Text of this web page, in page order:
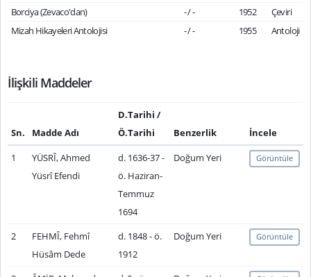
Borciya (Zevaco'dan) - / - 1952
Çeviri
Mizah Hikayeleri Antolojisi
- / - 1955 Antoloji
İlişkili Maddeler
Sn. Madde Adı
D.Tarihi /
Ö.Tarihi
Benzerlik
İncele
1
YÜSRÎ, Ahmed
Yüsrî Efendi
d. 1636-37 -
ö. Haziran-
Temmuz
1694
Doğum Yeri Görüntüle
2
FEHMÎ, Fehmî
Hüsâm Dede
d. 1848 - ö.
1912
Doğum Yeri Görüntüle